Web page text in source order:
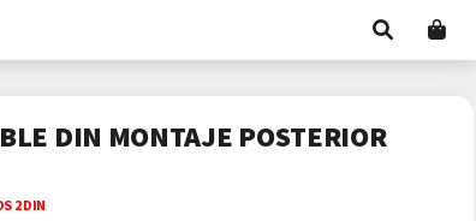
DIN MONTAJE POSTERIOR
2 DIN